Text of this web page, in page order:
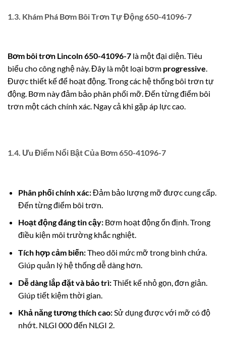
1.3. Khám Phá Bơm Bôi Trơn Tự Động 650-41096-7
Bơm bôi trơn Lincoln 650-41096-7 là một đại diện. Tiêu
biểu cho công nghệ này. Đây là một loại bơm progressive.
Được thiết kế để hoạt động. Trong các hệ thống bôi trơn tự
động. Bơm này đảm bảo phân phối mỡ. Đến từng điểm bôi
trơn một cách chính xác. Ngay cả khi gặp áp lực cao.
1.4. Ưu Điểm Nổi Bật Của Bơm 650-41096-7
Phân phối chính xác:Đảm bảo lượng mỡ được cung cấp.
Đến từng điểm bôi trơn.
Hoạt động đáng tin cậy:Bơm hoạt động ổn định. Trong
điều kiện môi trường khắc nghiệt.
Tích hợp cảm biến:Theo dõi mức mỡ trong bình chứa.
Giúp quản lý hệ thống dễ dàng hơn.
Dễ dàng lắp đặt và bảo trì:Thiết kế nhỏ gọn, đơn giản.
Giúp tiết kiệm thời gian.
Khả năng tương thích cao:Sử dụng được với mỡ có độ
nhớt. NLGI 000 đến NLGI 2.